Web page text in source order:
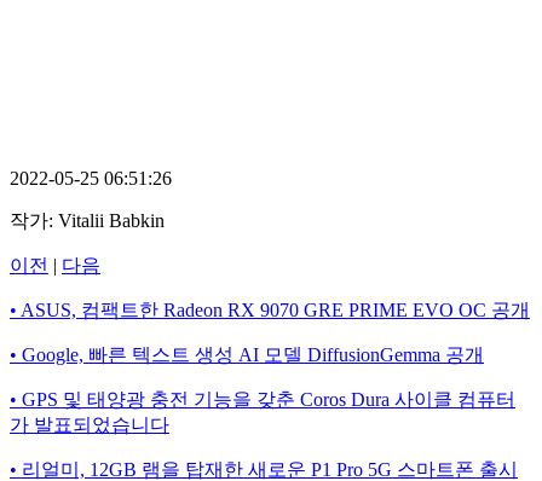
2022-05-25 06:51:26
작가: Vitalii Babkin
이전 | 다음
• ASUS, 컴팩트한 Radeon RX 9070 GRE PRIME EVO OC 공개
• Google, 빠른 텍스트 생성 AI 모델 DiffusionGemma 공개
• GPS 및 태양광 충전 기능을 갖춘 Coros Dura 사이클 컴퓨터
가 발표되었습니다
• 리얼미, 12GB 램을 탑재한 새로운 P1 Pro 5G 스마트폰 출시